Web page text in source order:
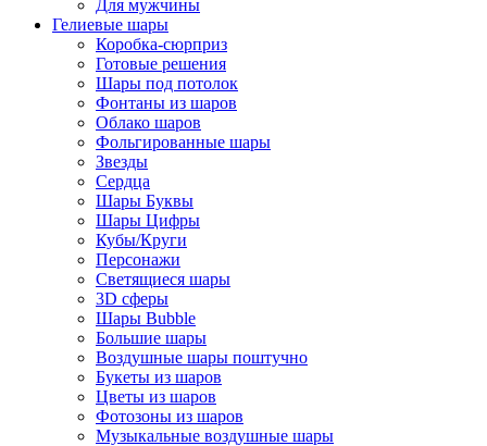
Для мужчины
Гелиевые шары
Коробка-сюрприз
Готовые решения
Шары под потолок
Фонтаны из шаров
Облако шаров
Фольгированные шары
Звезды
Сердца
Шары Буквы
Шары Цифры
Кубы/Круги
Персонажи
Светящиеся шары
3D сферы
Шары Bubble
Большие шары
Воздушные шары поштучно
Букеты из шаров
Цветы из шаров
Фотозоны из шаров
Музыкальные воздушные шары